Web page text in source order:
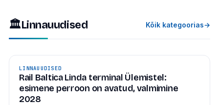
🏛Linnauudised Kõik kategoorias→
LINNAUUDISED
Rail Baltica Linda terminal Ülemistel:
esimene perroon on avatud, valmimine
2028